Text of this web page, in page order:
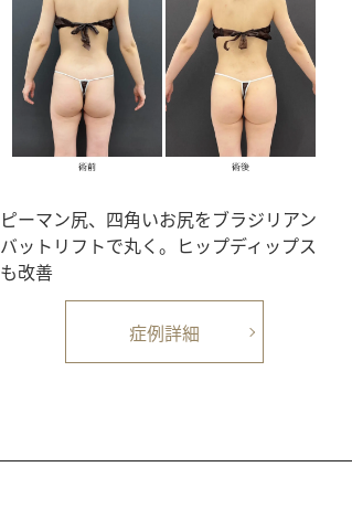
ピーマン尻、四角いお尻をブラジリアン
バットリフトで丸く。ヒップディップス
も改善
症例詳細